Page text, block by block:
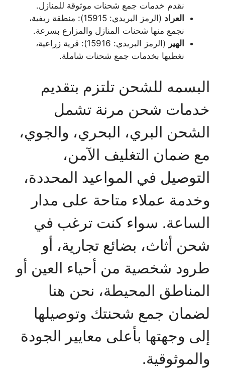
نقدم خدمات جمع شحنات موثوقة للمنازل.
العراد
(الرمز البريدي: 15915): منطقة ريفية،
نجمع منها شحنات المنازل والمزارع بسرعة.
الهير
(الرمز البريدي: 15916): قرية زراعية،
نغطيها بخدمات جمع شحنات شاملة.
البسمه للشحن تلتزم بتقديم
خدمات شحن مرنة تشمل
الشحن البري، البحري، والجوي،
مع ضمان التغليف الآمن،
التوصيل في المواعيد المحددة،
وخدمة عملاء متاحة على مدار
الساعة. سواء كنت ترغب في
شحن أثاث، بضائع تجارية، أو
طرود شخصية من أحياء العين أو
المناطق المحيطة، نحن هنا
لضمان جمع شحنتك وتوصيلها
إلى وجهتها بأعلى معايير الجودة
والموثوقية.